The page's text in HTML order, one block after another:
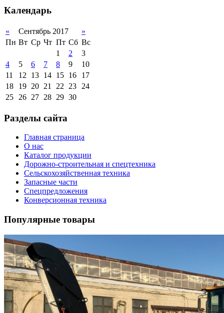
Календарь
« Сентябрь 2017
»
Пн Вт Ср Чт Пт Сб Вс
1
2
3
4
5 6 7 8 9
10
11
12 13 14 15 16
17
18
19 20 21 22 23
24
25
26 27 28 29 30
Разделы сайта
Главная страница
О нас
Каталог продукции
Дорожно-строительная и спецтехника
Сельскохозяйственная техника
Запасные части
Спецпредложения
Конверсионная техника
Популярные товары